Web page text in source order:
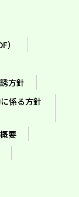
）
方針
係る方針
要